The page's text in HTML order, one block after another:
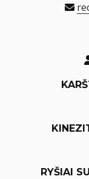
RYŠIAI